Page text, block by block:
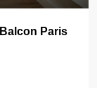
Paris